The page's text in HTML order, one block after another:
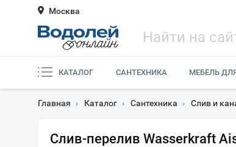
Москва
КАТАЛОГ САНТЕХНИКА МЕБЕЛЬ
Главная › Каталог › Сантехника › Слив и
Слив-перелив Wasserkraft